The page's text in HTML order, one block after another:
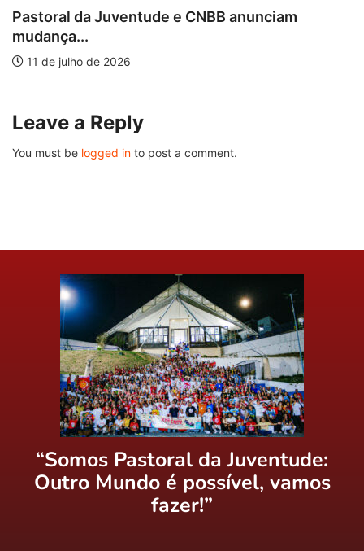
Pastoral da Juventude e CNBB anunciam
mudança...
11 de julho de 2026
Leave a Reply
You must be logged in to post a comment.
“Somos Pastoral da Juventude:
Outro Mundo é possível, vamos
fazer!”